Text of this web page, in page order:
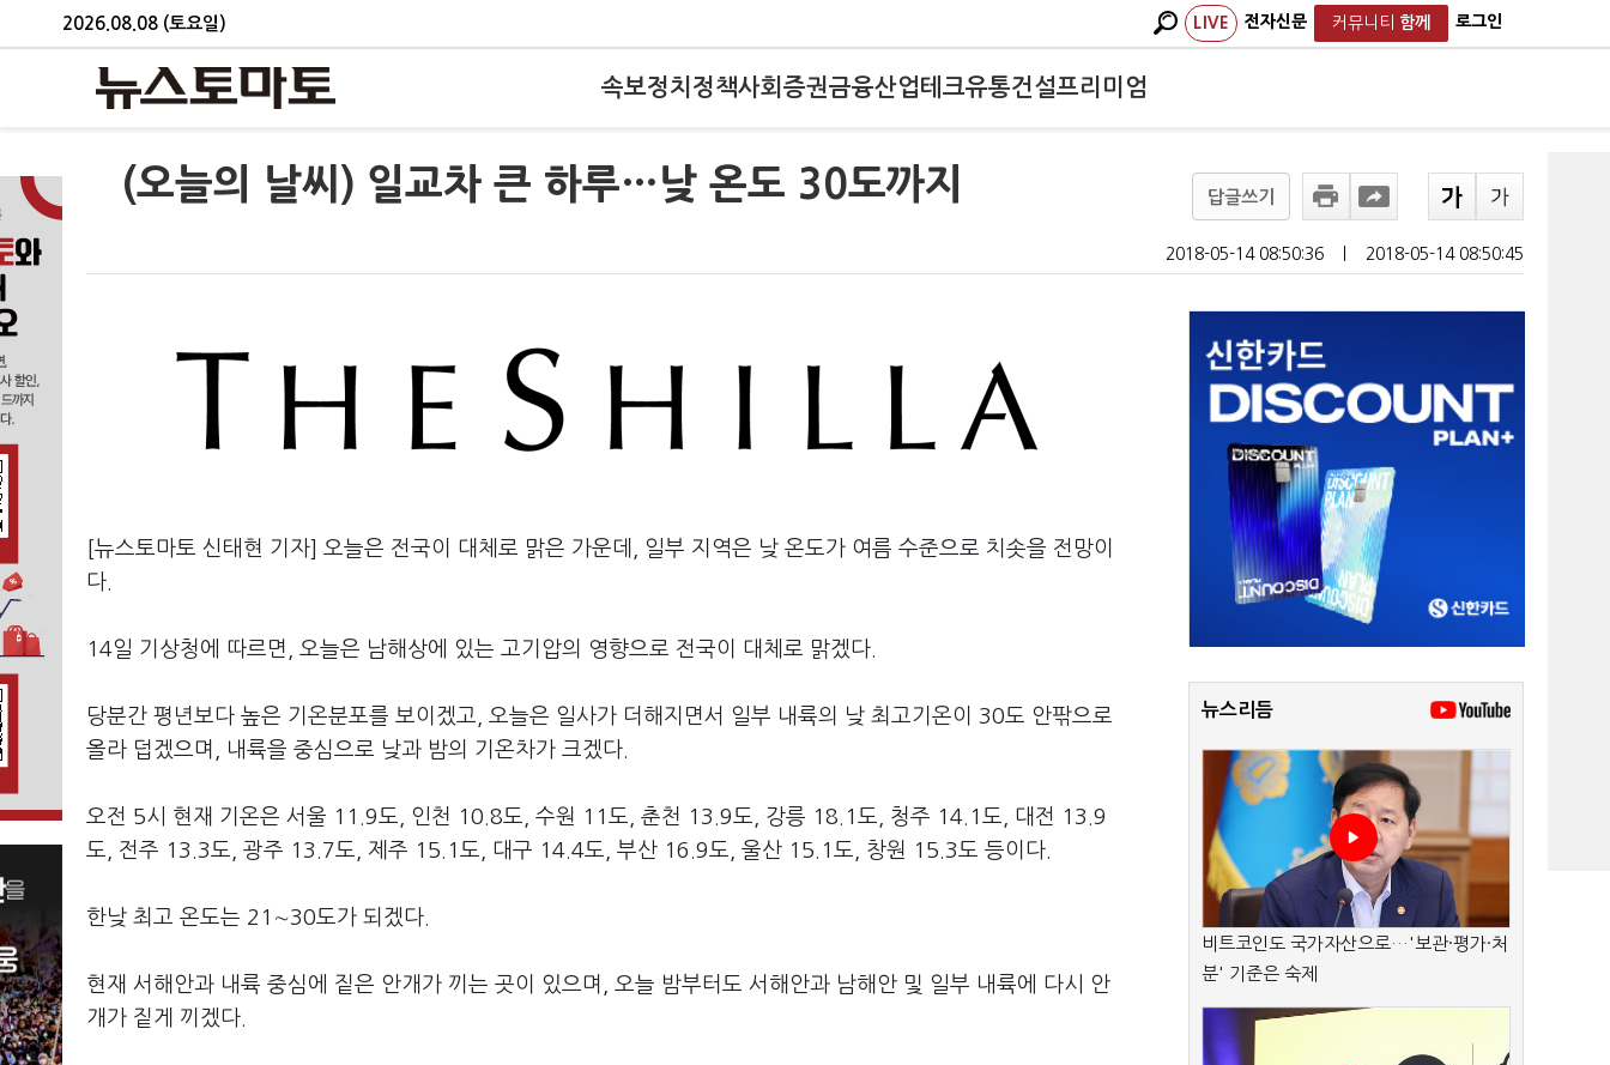
2026.08.08 (토요일) LIVE 전자신문 커뮤니티 함께 로그인
속보정치 정책사회 증권금융산업테크유통건설프리미엄
(오늘의 날씨) 일교차 큰 하루…낮 온도 30도까지 답글쓰기
2018-05-14 08:50:36 2018-05-14 08:50:45
[뉴스토마토 신태현 기자] 오늘은 전국이 대체로 맑은 가운데, 일부 지역은 낮 온도가 여름 수준으로 치솟을 전망이
다.
14일 기상청에 따르면, 오늘은 남해상에 있는 고기압의 영향으로 전국이 대체로 맑겠다.
당분간 평년보다 높은 기온분포를 보이겠고, 오늘은 일사가 더해지면서 일부 내륙의 낮 최고기온이 30도 안팎으로
올라 덥겠으며, 내륙을 중심으로 낮과 밤의 기온차가 크겠다.
오전 5시 현재 기온은 서울 11.9도, 인천 10.8도, 수원 11도, 춘천 13.9도, 강릉 18.1도, 청주 14.1도, 대전 13.9
도, 전주 13.3도, 광주 13.7도, 제주 15.1도, 대구 14.4도, 부산 16.9도, 울산 15.1도, 창원 15.3도 등이다.
한낮 최고 온도는 21∼30도가 되겠다.
현재 서해안과 내륙 중심에 짙은 안개가 끼는 곳이 있으며, 오늘 밤부터도 서해안과 남해안 및 일부 내륙에 다시 안
개가 짙게 끼겠다.
뉴스리듬
비트코인도 국가자산으로…'보관·평가·처
분' 기준은 숙제